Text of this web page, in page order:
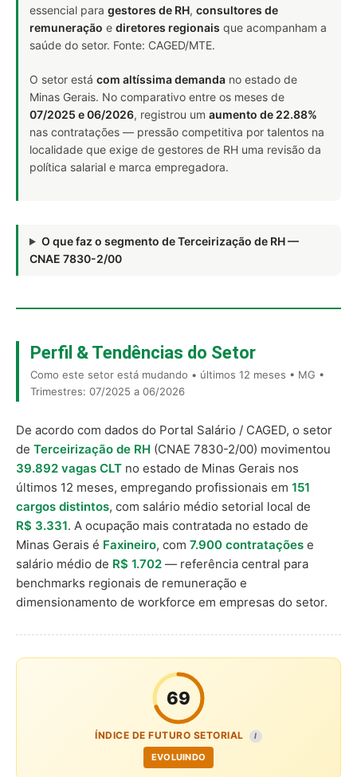
essencial para gestores de RH, consultores de
remuneração e diretores regionais que acompanham a
saúde do setor. Fonte: CAGED/MTE.
O setor está com altíssima demanda no estado de
Minas Gerais. No comparativo entre os meses de
07/2025 e 06/2026, registrou um aumento de 22.88%
nas contratações — pressão competitiva por talentos na
localidade que exige de gestores de RH uma revisão da
política salarial e marca empregadora.
O que faz o segmento de Terceirização de RH —
CNAE 7830-2/00
Perfil & Tendências do Setor
Como este setor está mudando • últimos 12 meses • MG •
Trimestres: 07/2025 a 06/2026
De acordo com dados do Portal Salário / CAGED, o setor
de Terceirização de RH (CNAE 7830-2/00) movimentou
39.892 vagas CLT no estado de Minas Gerais nos
últimos 12 meses, empregando profissionais em 151
cargos distintos, com salário médio setorial local de
R$ 3.331. A ocupação mais contratada no estado de
Minas Gerais é Faxineiro, com 7.900 contratações e
salário médio de R$ 1.702 — referência central para
benchmarks regionais de remuneração e
dimensionamento de workforce em empresas do setor.
69
ÍNDICE DE FUTURO SETORIAL I
EVOLUINDO